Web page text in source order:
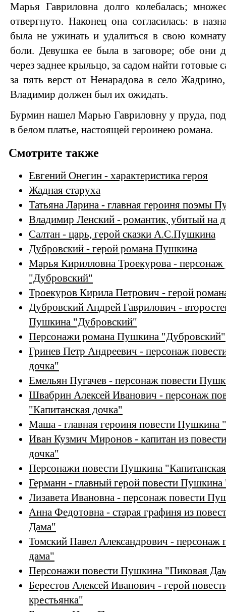
Марья Гавриловна долго колебалась;
отвергнуто. Наконец она согласилась: в
была не ужинать и удалиться в свою
боли. Девушка ее была в заговоре; обе
через заднее крыльцо, за садом найти готовые
за пять верст от Ненарадова в село
Владимир должен был их ожидать.
Бурмин нашел Марью Гавриловну у пруда,
в белом платье, настоящей героинею романа.
Смотрите также
Евгений Онегин - характеристика героя
Жадная старуха
Татьяна Ларина - главная героиня поэмы
Владимир Ленский - романтик, убитый на
Салтан - царь, герой сказки А.С.Пушкина
Дубровский - герой романа Пушкина
Марья Кирилловна Троекурова -
"Дубровский"
Троекуров Кирила Петрович - герой
Дубровский Андрей Гаврилович -
Пушкина "Дубровский"
Персонажи романа Пушкина "Дубровский"
Гринев Петр Андреевич - персонаж
дочка"
Емельян Пугачев - персонаж повести
Швабрин Алексей Иванович - персонаж
"Капитанская дочка"
Маша - главная героиня повести Пушкина
Иван Кузмич Миронов - капитан из
дочка"
Персонажи повести Пушкина
Германн - главный герой повести
Лизавета Ивановна - персонаж повести
Анна Федотовна - старая графиня из
Дама"
Томский Павел Александрович -
дама"
Персонажи повести Пушкина "Пиковая
Берестов Алексей Иванович - герой
крестьянка"